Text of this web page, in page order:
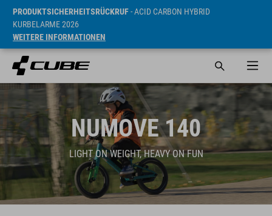
PRODUKTSICHERHEITSRÜCKRUF- ACID CARBON HYBRID
KURBELARME 2026
WEITERE INFORMATIONEN
NUMOVE 140
LIGHT ON WEIGHT, HEAVY ON FUN